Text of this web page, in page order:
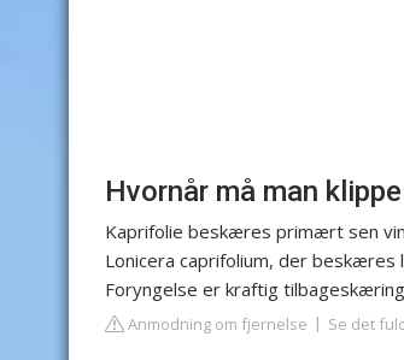
Hvornår må man
Kaprifolie beskæres primært sen
Lonicera caprifolium, der
Foryngelse er kraftig
Anmodning om fjernelse Se det